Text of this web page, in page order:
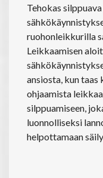
Tehokas
ruohonleikkurilla
Leikkaamisen
ansiosta, kun
ohjaamista
silppuamiseen,
luonnolliseksi
helpottamaan